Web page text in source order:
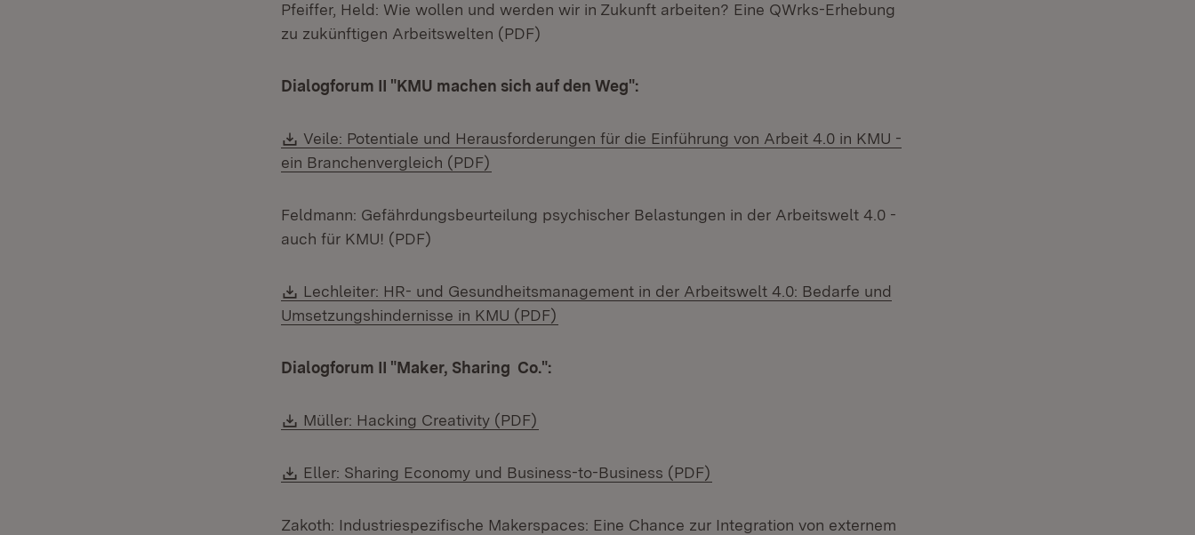
Pfeiffer, Held: Wie wollen und werden wir in Zukunft arbeiten? Eine QWrks-Erhebung
zu zukünftigen Arbeitswelten (PDF)
Dialogforum II "KMU machen sich auf den Weg":
Download:
Veile: Potentiale und Herausforderungen für die Einführung von Arbeit 4.0 in KMU -
ein Branchenvergleich (PDF)
Feldmann: Gefährdungsbeurteilung psychischer Belastungen in der Arbeitswelt 4.0 -
auch für KMU! (PDF)
Download:
Lechleiter: HR- und Gesundheitsmanagement in der Arbeitswelt 4.0: Bedarfe und
Umsetzungshindernisse in KMU (PDF)
Dialogforum II "Maker, Sharing Co.":
Download:
Müller: Hacking Creativity (PDF)
Download:
Eller: Sharing Economy und Business-to-Business (PDF)
Zakoth: Industriespezifische Makerspaces: Eine Chance zur Integration von externem